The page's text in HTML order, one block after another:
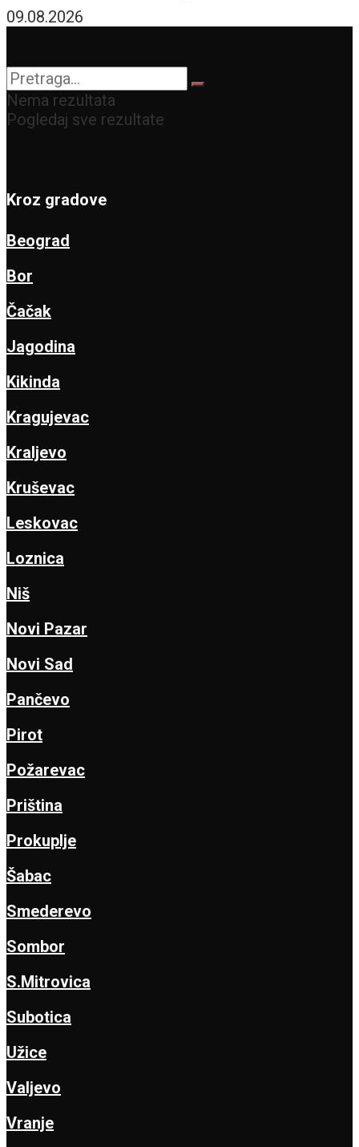
stranim silama
09.08.2026
Nema rezultata
Pogledaj sve rezultate
Kroz gradove
Beograd
Bor
Čačak
Jagodina
Kikinda
Kragujevac
Kraljevo
Kruševac
Leskovac
Loznica
Niš
Novi Pazar
Novi Sad
Pančevo
Pirot
Požarevac
Priština
Prokuplje
Šabac
Smederevo
Sombor
S.Mitrovica
Subotica
Užice
Valjevo
Vranje